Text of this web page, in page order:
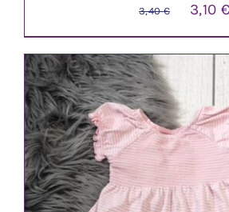
IN DEN WARENKORB /
3,40€
Preis
3,10 €